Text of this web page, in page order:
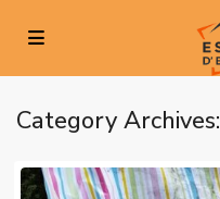
Category Archives: